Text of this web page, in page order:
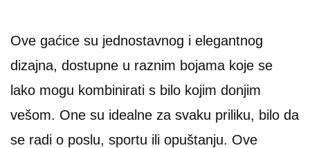
Ove gaćice su jednostavnog i elegantnog
dizajna, dostupne u raznim bojama koje se
lako mogu kombinirati s bilo kojim donjim
vešom. One su idealne za svaku priliku, bilo da
se radi o poslu, sportu ili opuštanju. Ove